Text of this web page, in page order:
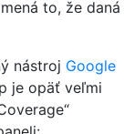
to, že daná
nástroj Google
je opäť veľmi